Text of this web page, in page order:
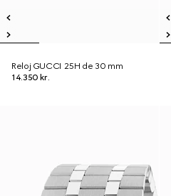
Reloj GUCCI 25H de 30 mm
14.350 kr.